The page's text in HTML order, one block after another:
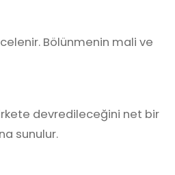
Bölünmenin mali ve
devredileceğini net bir
sunulur.